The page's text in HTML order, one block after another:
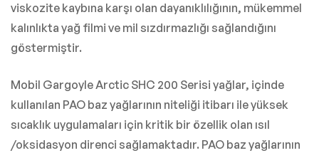
viskozite kaybına karşı olan dayanıklılığının, mükemmel
kalınlıkta yağ filmi ve mil sızdırmazlığı sağlandığını
göstermiştir.
Mobil Gargoyle Arctic SHC 200 Serisi yağlar, içinde
kullanılan PAO baz yağlarının niteliği itibarı ile yüksek
sıcaklık uygulamaları için kritik bir özellik olan ısıl
/oksidasyon direnci sağlamaktadır. PAO baz yağlarının